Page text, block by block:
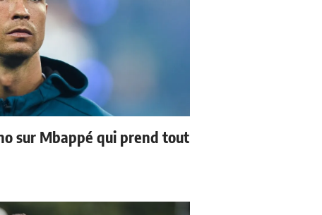
sur Mbappé qui prend tout